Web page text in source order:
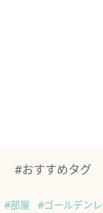
#おすすめタグ
#部屋 #ゴールデン